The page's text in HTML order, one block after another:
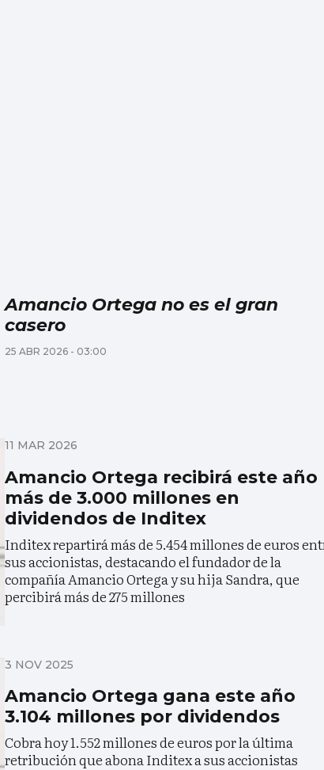
Amancio Ortega no es el gran
casero
25 ABR 2026 - 03:00
11 MAR 2026
Amancio Ortega recibirá este año
más de 3.000 millones en
dividendos de Inditex
Inditex repartirá más de 5.454 millones de euros
sus accionistas, destacando el fundador de la
compañía Amancio Ortega y su hija Sandra, que
percibirá más de 275 millones
3 NOV 2025
Amancio Ortega gana este año
3.104 millones por dividendos
Cobra hoy 1.552 millones de euros por la última
retribución que abona Inditex a sus accionistas